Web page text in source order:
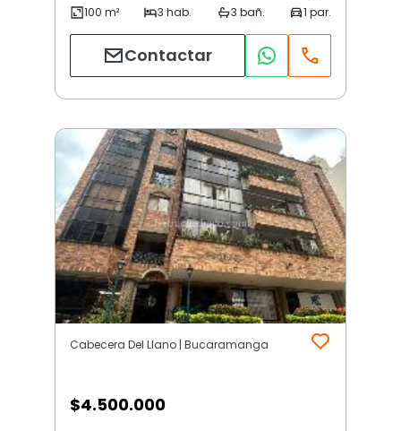
Contactar
Cabecera Del Llano | Bucaramanga
$4.500.000